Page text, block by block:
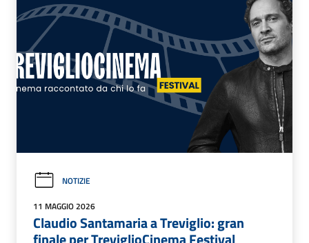
NOTIZIE
11 MAGGIO 2026
Claudio Santamaria a Treviglio: gran